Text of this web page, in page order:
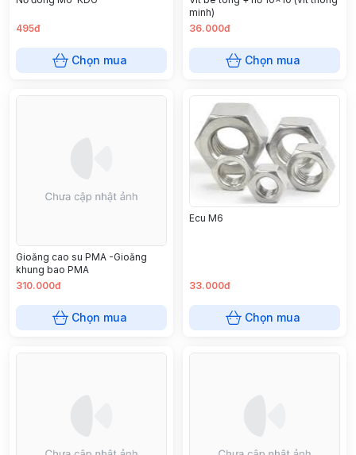
495đ
Chọn mua
minh)
36.000đ
Chọn mua
Gioăng cao su PMA -Gioăng
khung bao PMA
310.000đ
Chọn mua
Ecu M6
33.000đ
Chọn mua